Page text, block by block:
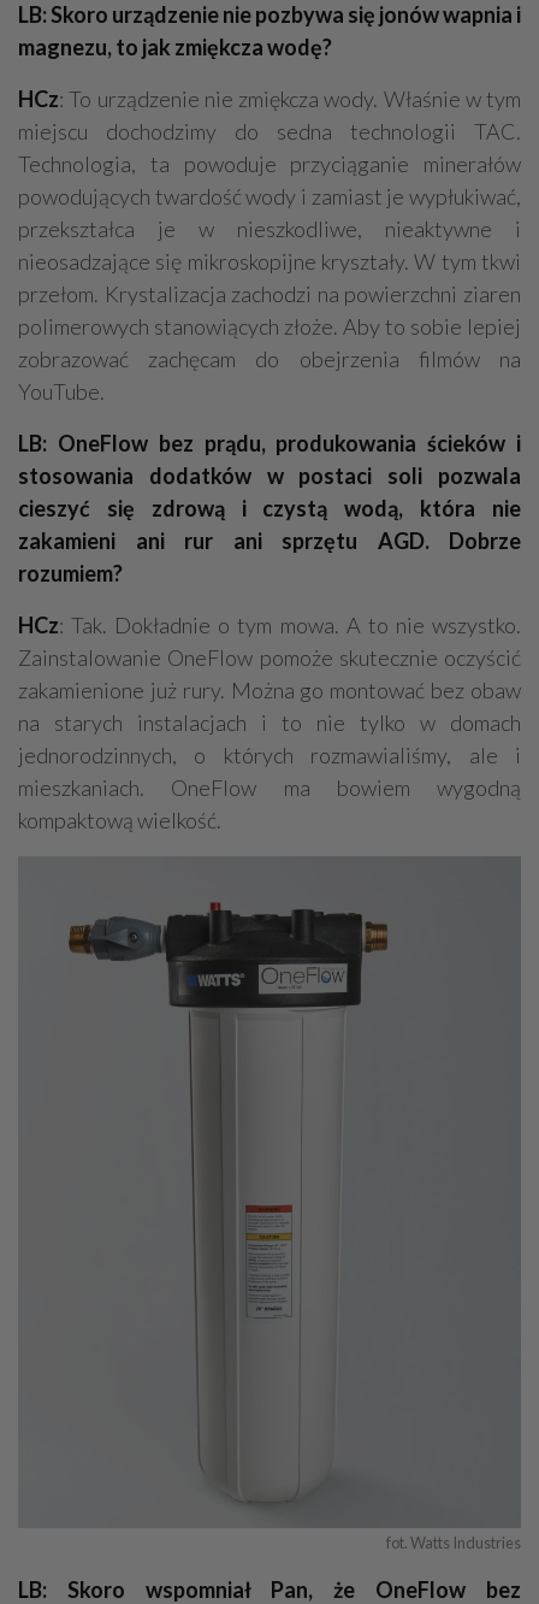
LB: Skoro urządzenie nie pozbywa się jonów wapnia i
magnezu, to jak zmiękcza wodę?
HCz: To urządzenie nie zmiękcza wody. Właśnie w tym
miejscu dochodzimy do sedna technologii TAC.
Technologia, ta powoduje przyciąganie minerałów
powodujących twardość wody i zamiast je wypłukiwać,
przekształca je w nieszkodliwe, nieaktywne i
nieosadzające się mikroskopijne kryształy. W tym tkwi
przełom. Krystalizacja zachodzi na powierzchni ziaren
polimerowych stanowiących złoże. Aby to sobie lepiej
zobrazować zachęcam do obejrzenia filmów na
YouTube.
LB: OneFlow bez prądu, produkowania ścieków i
stosowania dodatków w postaci soli pozwala
cieszyć się zdrową i czystą wodą, która nie
zakamieni ani rur ani sprzętu AGD. Dobrze
rozumiem?
HCz: Tak. Dokładnie o tym mowa. A to nie wszystko.
Zainstalowanie OneFlow pomoże skutecznie oczyścić
zakamienione już rury. Można go montować bez obaw
na starych instalacjach i to nie tylko w domach
jednorodzinnych, o których rozmawialiśmy, ale i
mieszkaniach. OneFlow ma bowiem wygodną
kompaktową wielkość.
fot. Watts Industries
LB: Skoro wspomniał Pan, że OneFlow bez